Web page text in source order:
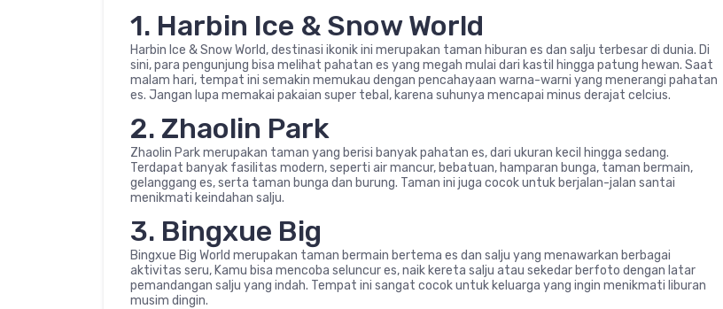
1. Harbin Ice & Snow World
Harbin Ice & Snow World, destinasi ikonik ini merupakan taman hiburan es dan salju terbesar di dunia. Di
sini, para pengunjung bisa melihat pahatan es yang megah mulai dari kastil hingga patung hewan. Saat
malam hari, tempat ini semakin memukau dengan pencahayaan warna-warni yang menerangi pahatan
es. Jangan lupa memakai pakaian super tebal, karena suhunya mencapai minus derajat celcius.
2. Zhaolin Park
Zhaolin Park merupakan taman yang berisi banyak pahatan es, dari ukuran kecil hingga sedang.
Terdapat banyak fasilitas modern, seperti air mancur, bebatuan, hamparan bunga, taman bermain,
gelanggang es, serta taman bunga dan burung. Taman ini juga cocok untuk berjalan-jalan santai
menikmati keindahan salju.
3. Bingxue Big
Bingxue Big World merupakan taman bermain bertema es dan salju yang menawarkan berbagai
aktivitas seru, Kamu bisa mencoba seluncur es, naik kereta salju atau sekedar berfoto dengan latar
pemandangan salju yang indah. Tempat ini sangat cocok untuk keluarga yang ingin menikmati liburan
musim dingin.